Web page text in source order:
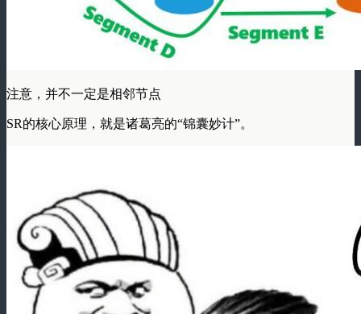
注意，并不一定是相邻节点
SR的核心原理，就是诸葛亮的“锦囊妙计”。